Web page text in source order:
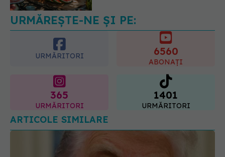
08.08.2026, 19:00
URMĂRITORI
365 1401
URMĂRITORI
ARTICOLE SIMILARE